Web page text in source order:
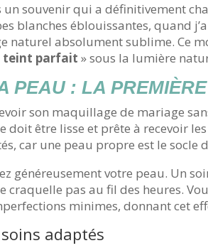
un souvenir qui a définitivement
blanches éblouissantes, quand
absolument sublime. Ce
teint parfait » sous la lumière
PEAU : LA
son maquillage de mariage
doit être lisse et prête à recevoir
car une peau propre est le socle
généreusement votre peau. Un
craquelle pas au fil des heures.
minimes, donnant cet
adaptés